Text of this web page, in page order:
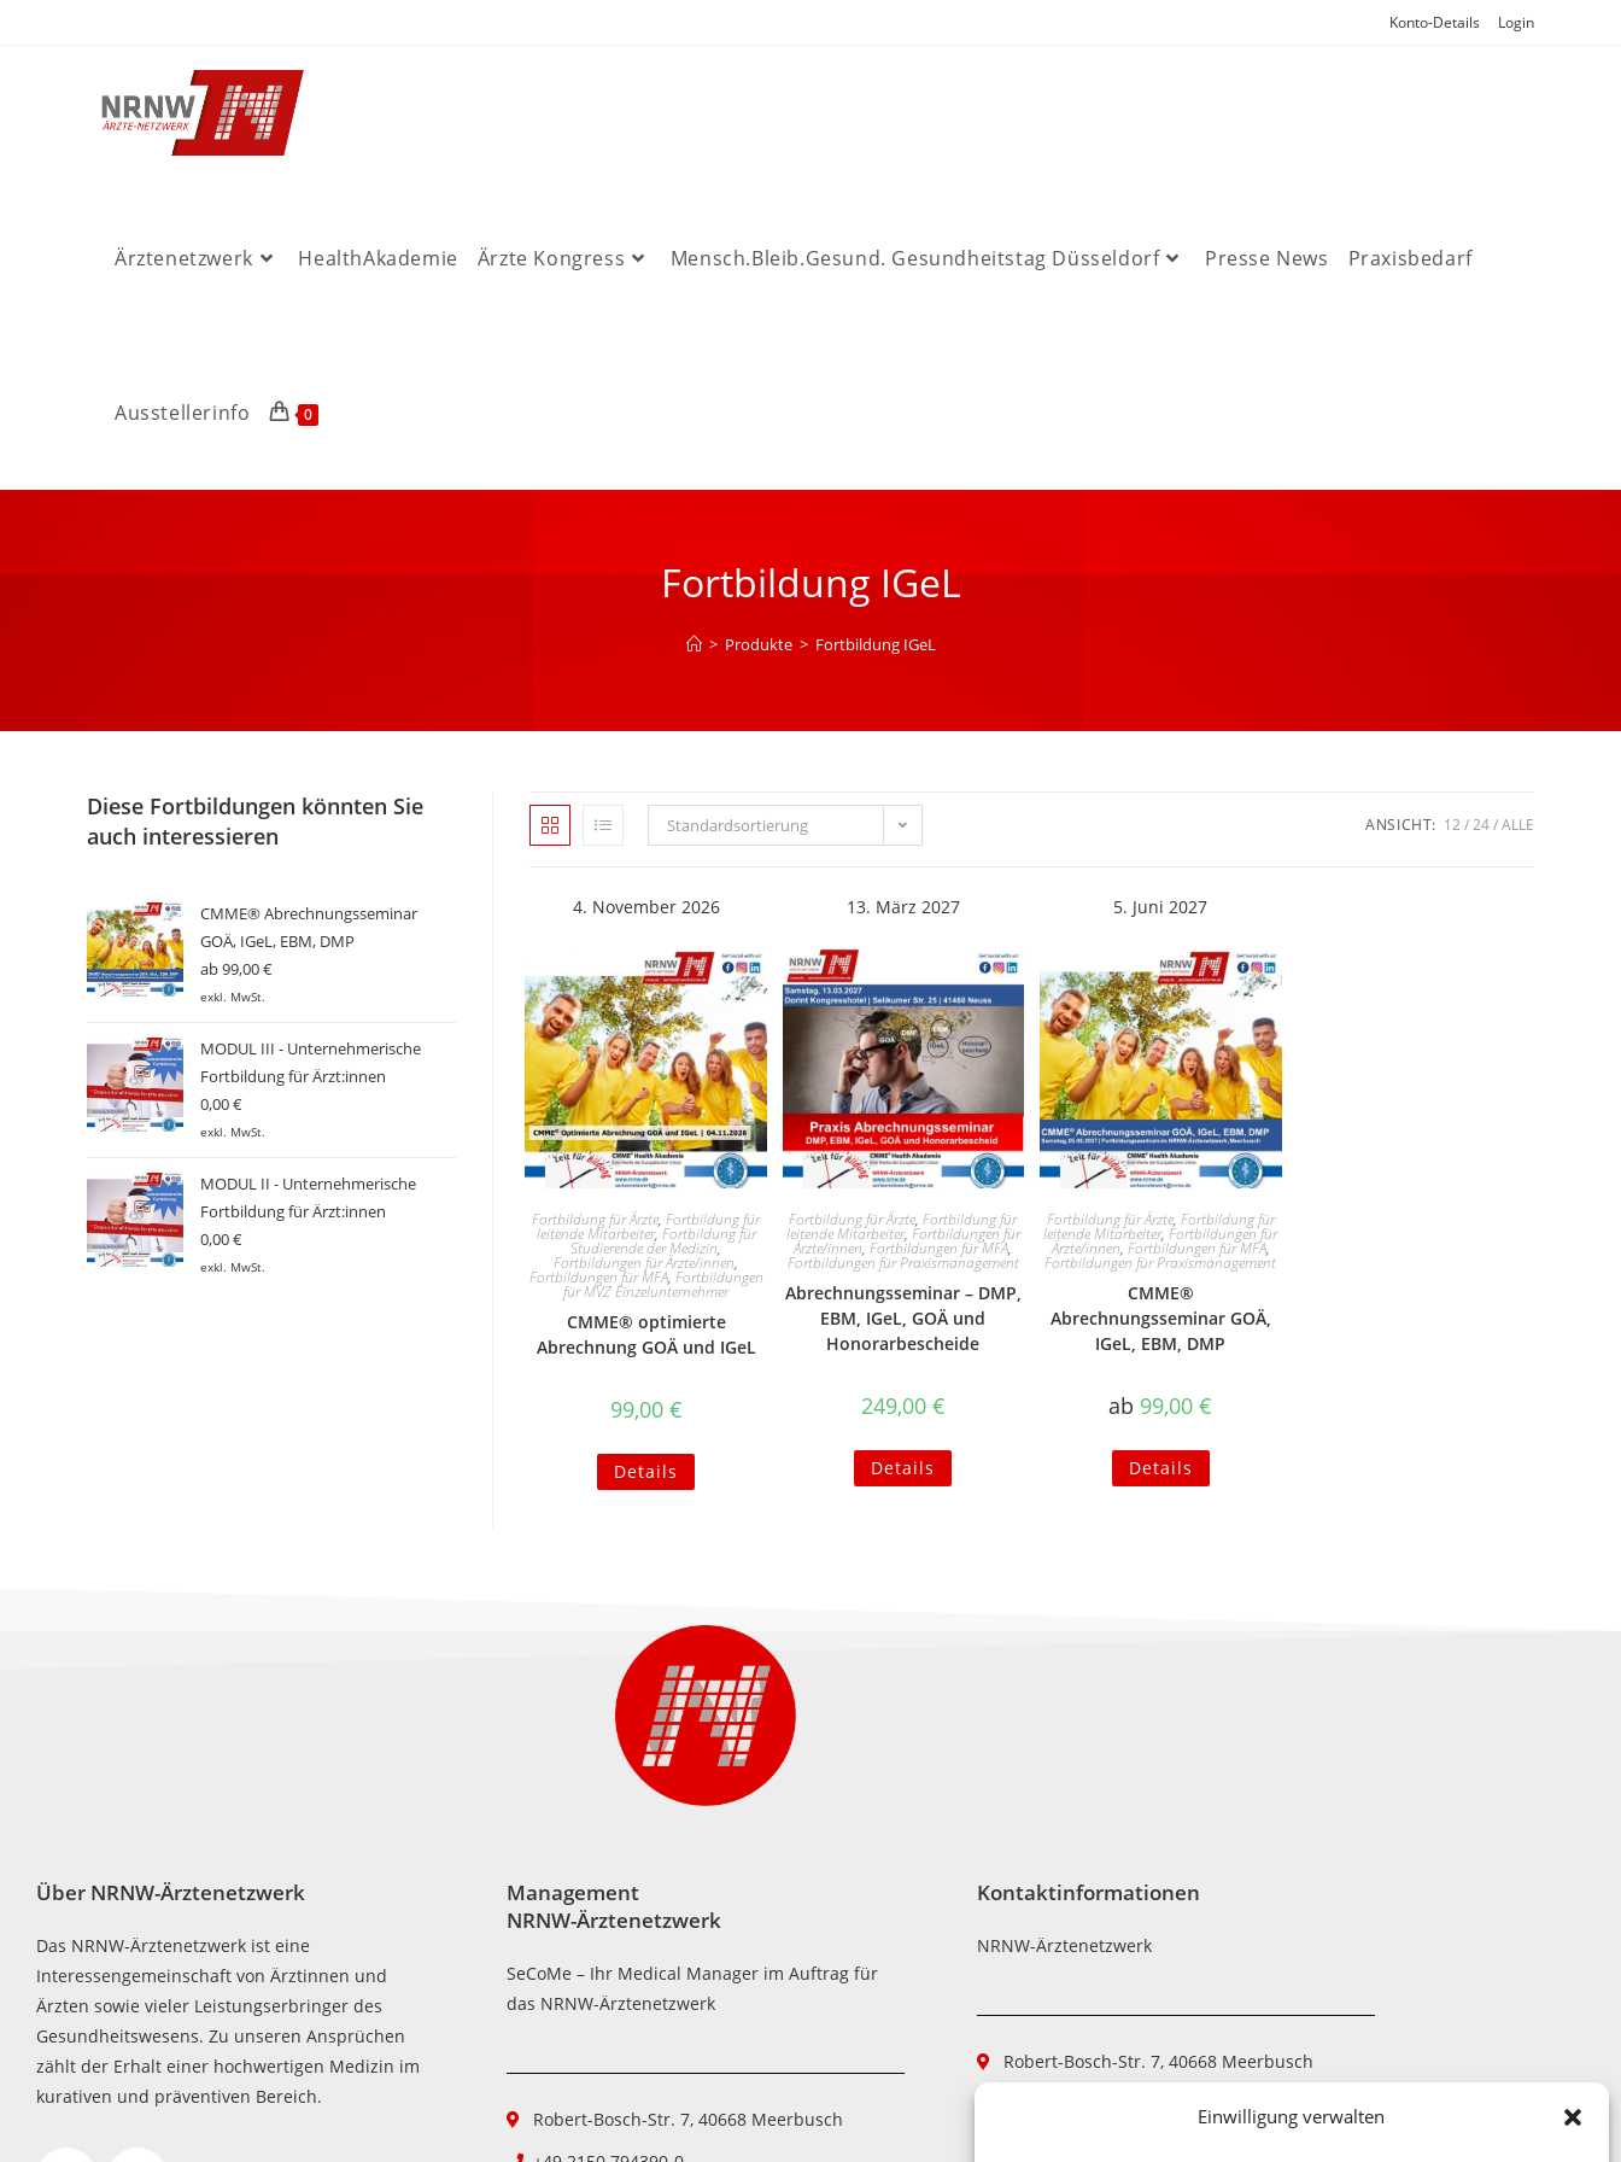
Einwilligung verwalten
Konto-Details Login
Ärztenetzwerk HealthAkademie Ärzte Kongress Mensch.Bleib.Gesund. Gesundheitstag Düsseldorf Presse News Praxisbedarf
Ausstellerinfo 0
Fortbildung IGeL
> Produkte > Fortbildung IGeL
Standardsortierung ANSICHT: 12 24 ALLE
4. November 2026
Fortbildung für Ärzte,Fortbildung für
leitende Mitarbeiter,Fortbildung für
Studierende der Medizin,
Fortbildungen für Ärzte/innen,
Fortbildungen für MFA, Fortbildungen
für MVZ Einzelunternehmer
CMME® optimierte
Abrechnung GOÄ und IGeL
99,00 €
Details
13. März 2027
Fortbildung für Ärzte,Fortbildung für
leitende Mitarbeiter, Fortbildungen für
Ärzte/innen,Fortbildungen für MFA,
Fortbildungen für Praxismanagement
Abrechnungsseminar – DMP,
EBM, IGeL, GOÄ und
Honorarbescheide
249,00 €
Details
5. Juni 2027
Fortbildung für Ärzte, Fortbildung für
leitende Mitarbeiter,Fortbildungen für
Ärzte/innen, Fortbildungen für MFA,
Fortbildungen für Praxismanagement
CMME®
Abrechnungsseminar GOÄ,
IGeL, EBM, DMP
ab 99,00€
Details
Diese Fortbildungen könnten Sie
auch interessieren
CMME® Abrechnungsseminar
GOÄ, IGeL, EBM, DMP
ab99,00€
exkl. MwSt.
MODUL III - Unternehmerische
Fortbildung für Ärzt:innen
0,00€
exkl. MwSt.
MODUL II - Unternehmerische
Fortbildung für Ärzt:innen
0,00€
exkl. MwSt.
Über NRNW-Ärztenetzwerk
Das NRNW-Ärztenetzwerk ist eine
Interessengemeinschaft von Ärztinnen und
Ärzten sowie vieler Leistungserbringer des
Gesundheitswesens. Zu unseren Ansprüchen
zählt der Erhalt einer hochwertigen Medizin im
kurativen und präventiven Bereich.
Management
NRNW-Ärztenetzwerk
SeCoMe – Ihr Medical Manager im Auftrag für
das NRNW-Ärztenetzwerk
Robert-Bosch-Str. 7, 40668 Meerbusch
Kontaktinformationen
NRNW-Ärztenetzwerk
Robert-Bosch-Str. 7, 40668 Meerbusch